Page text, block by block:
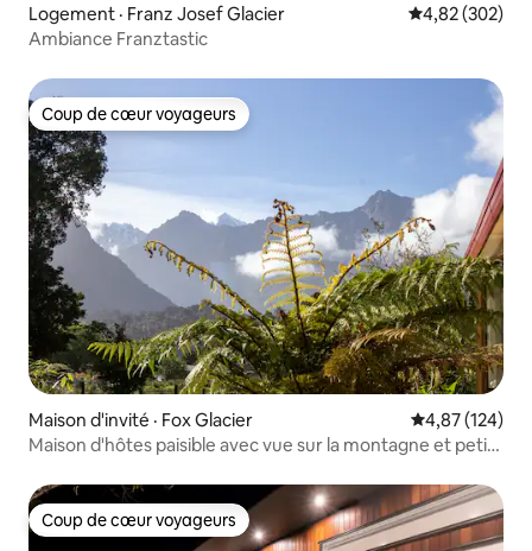
Logement · Franz Josef Glacier Note
4,82 (302)
Ambiance Franztastic
Coup de cœur voyageurs
Coup de cœur voyageurs
Maison d'invité · Fox Glacier Note
4,87 (124)
Maison d'hôtes paisible avec vue sur la montagne et petit
Coup de cœur voyageurs
Coup de cœur voyageurs